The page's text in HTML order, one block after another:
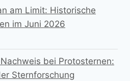
am Limit: Historische
im Juni 2026
bei Protosternen:
Sternforschung